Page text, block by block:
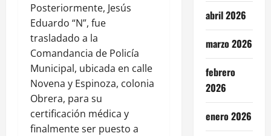
Posteriormente, Jesús
Eduardo “N”, fue
trasladado a la
Comandancia de Policía
Municipal, ubicada en calle
Novena y Espinoza, colonia
Obrera, para su
certificación médica y
finalmente ser puesto a
abril 2026
marzo 2026
febrero
2026
enero 2026